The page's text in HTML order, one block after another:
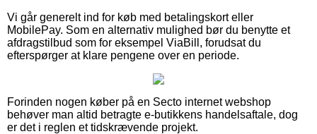
Vi går generelt ind for køb med betalingskort eller
MobilePay. Som en alternativ mulighed bør du benytte et
afdragstilbud som for eksempel ViaBill, forudsat du
efterspørger at klare pengene over en periode.
Forinden nogen køber på en Secto internet webshop
behøver man altid betragte e-butikkens handelsaftale, dog
er det i reglen et tidskrævende projekt.